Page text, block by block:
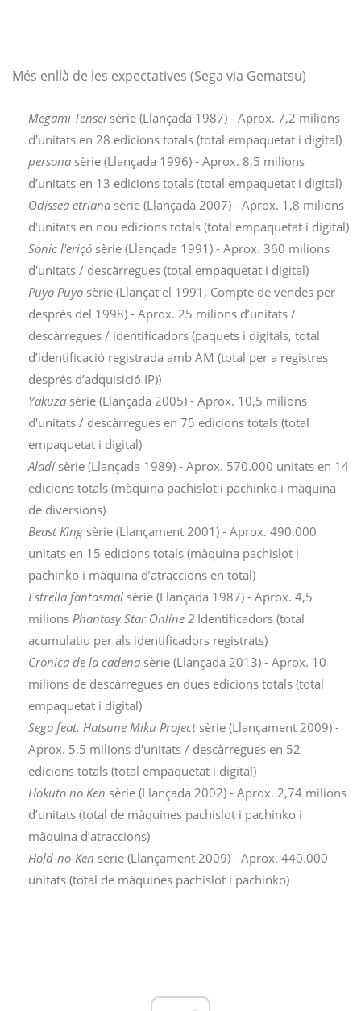
Més enllà de les expectatives (Sega via Gematsu)
Megami Tensei sèrie (Llançada 1987) - Aprox. 7,2 milions
d'unitats en 28 edicions totals (total empaquetat i digital)
persona sèrie (Llançada 1996) - Aprox. 8,5 milions
d’unitats en 13 edicions totals (total empaquetat i digital)
Odissea etriana sèrie (Llançada 2007) - Aprox. 1,8 milions
d'unitats en nou edicions totals (total empaquetat i digital)
Sonic l'eriçó sèrie (Llançada 1991) - Aprox. 360 milions
d'unitats / descàrregues (total empaquetat i digital)
Puyo Puyo sèrie (Llançat el 1991, Compte de vendes per
després del 1998) - Aprox. 25 milions d’unitats /
descàrregues / identificadors (paquets i digitals, total
d’identificació registrada amb AM (total per a registres
després d’adquisició IP))
Yakuza sèrie (Llançada 2005) - Aprox. 10,5 milions
d'unitats / descàrregues en 75 edicions totals (total
empaquetat i digital)
Aladísèrie (Llançada 1989) - Aprox. 570.000 unitats en 14
edicions totals (màquina pachislot i pachinko i màquina
de diversions)
Beast King sèrie (Llançament 2001) - Aprox. 490.000
unitats en 15 edicions totals (màquina pachislot i
pachinko i màquina d’atraccions en total)
Estrella fantasmal sèrie (Llançada 1987) - Aprox. 4,5
milions Phantasy Star Online 2 Identificadors (total
acumulatiu per als identificadors registrats)
Crònica de la cadena sèrie (Llançada 2013) - Aprox. 10
milions de descàrregues en dues edicions totals (total
empaquetat i digital)
Sega feat. Hatsune Miku Projectsèrie (Llançament 2009) -
Aprox. 5,5 milions d'unitats / descàrregues en 52
edicions totals (total empaquetat i digital)
Hokuto no Ken sèrie (Llançada 2002) - Aprox. 2,74 milions
d’unitats (total de màquines pachislot i pachinko i
màquina d’atraccions)
Hold-no-Ken sèrie (Llançament 2009) - Aprox. 440.000
unitats (total de màquines pachislot i pachinko)